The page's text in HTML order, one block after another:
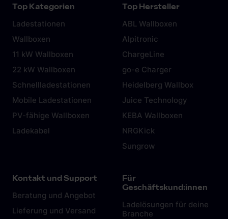
Gefahren und sollte die Ausnahme bleiben. Mehr
Top Kategorien
Ladestationen
Wallboxen
11 kW Wallboxen
22 kW Wallboxen
Schnellladestationen
Mobile Ladestationen
PV-fähige Wallboxen
Ladekabel
Top Hersteller
ABL Wallboxen
Alpitronic
ChargeLine
go-e Charger
Heidelberg Wallbox
Juice Technology
KEBA Wallboxen
NRGKick
Sungrow
Kontakt und Support
Beratung und Angebot
Lieferung und Versand
Für
Geschäftskund:innen
Ladelösungen für deine
Branche